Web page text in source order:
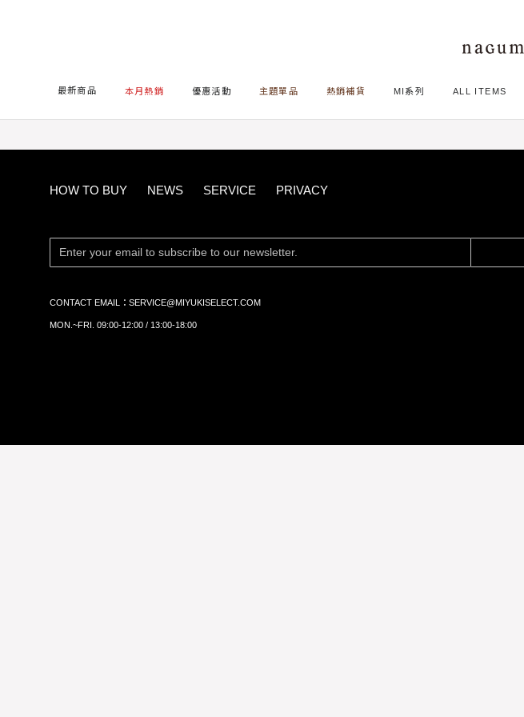
最新商品 本月熱銷 優惠活動 主題單品 熱銷補貨 MI系列 ALL ITEMS
HOW TO BUY NEWS SERVICE PRIVACY
CONTACT EMAIL： SERVICE@MIYUKISELECT.COM
MON.~FRI. 09:00-12:00 / 13:00-18:00